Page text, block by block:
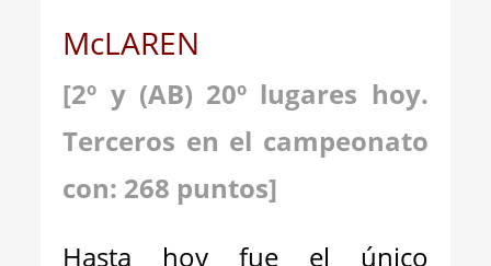
McLAREN
[2º y (AB) 20º lugares hoy.
Terceros en el campeonato
con: 268 puntos]
Hasta hoy fue el único